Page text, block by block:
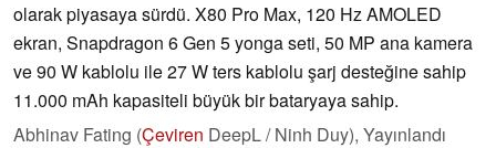
olarak piyasaya sürdü. X80 Pro Max, 120 Hz AMOLED
ekran, Snapdragon 6 Gen 5 yonga seti, 50 MP ana kamera
ve 90 W kablolu ile 27 W ters kablolu şarj desteğine sahip
11.000 mAh kapasiteli büyük bir bataryaya sahip.
Abhinav Fating (Çeviren DeepL / Ninh Duy), Yayınlandı